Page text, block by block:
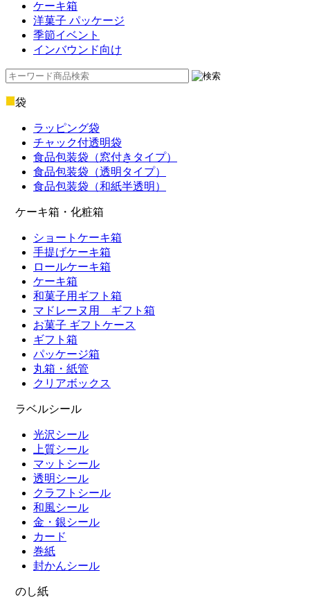
ケーキ箱
洋菓子 パッケージ
季節イベント
インバウンド向け
袋
ラッピング袋
チャック付透明袋
食品包装袋（窓付きタイプ）
食品包装袋（透明タイプ）
食品包装袋（和紙半透明）
ケーキ箱・化粧箱
ショートケーキ箱
手提げケーキ箱
ロールケーキ箱
ケーキ箱
和菓子用ギフト箱
マドレーヌ用 ギフト箱
お菓子 ギフトケース
ギフト箱
パッケージ箱
丸箱・紙管
クリアボックス
ラベルシール
光沢シール
上質シール
マットシール
透明シール
クラフトシール
和風シール
金・銀シール
カード
巻紙
封かんシール
のし紙